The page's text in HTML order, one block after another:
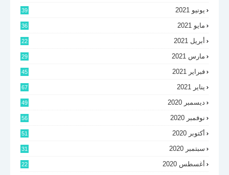
يونيو 2021 39
مايو 2021 36
أبريل 2021 22
مارس 2021 29
فبراير 2021 45
يناير 2021 67
ديسمبر 2020 49
نوفمبر 2020 56
أكتوبر 2020 51
سبتمبر 2020 31
أغسطس 2020 22